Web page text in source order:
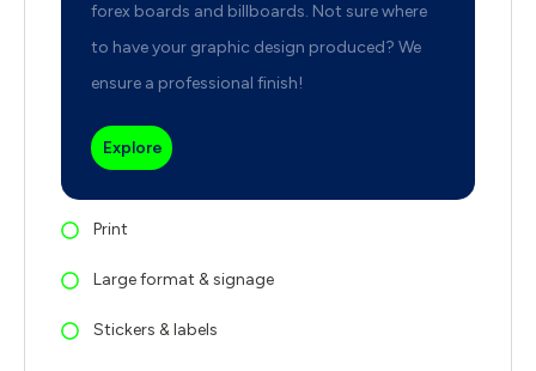
forex boards and billboards. Not sure where
to have your graphic design produced? We
ensure a professional finish!
Explore
Print
Large format & signage
Stickers & labels